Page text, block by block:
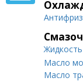
Антифриз
Масло
Масло